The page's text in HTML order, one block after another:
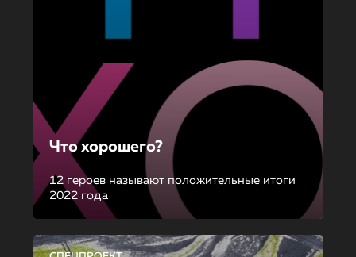
Что хорошего?
12 героев называют положительные итоги
2022 года